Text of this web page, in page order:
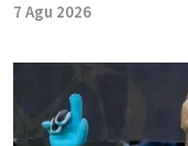
7 Agu 2026